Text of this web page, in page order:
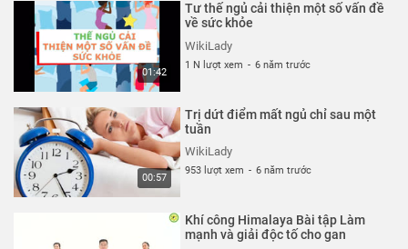
01:42
Tư thế ngủ cải thiện một số vấn đề
về sức khỏe
WikiLady
1 N lượt xem - 6 năm trước
00:57
Trị dứt điểm mất ngủ chỉ sau một
tuần
WikiLady
953 lượt xem - 6 năm trước
Khí công Himalaya Bài tập Làm
mạnh và giải độc tố cho gan